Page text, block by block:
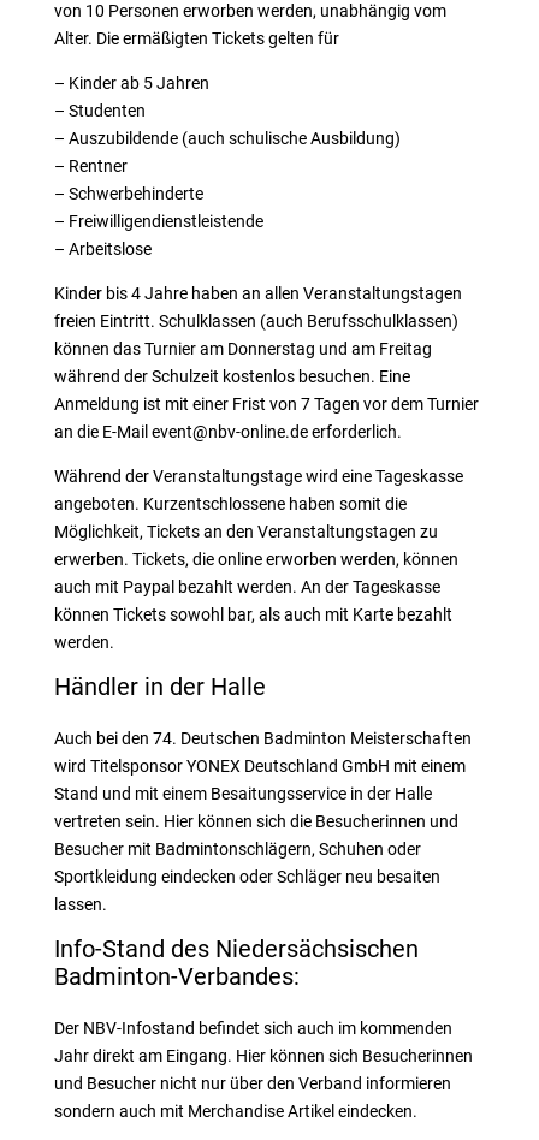
von 10 Personen erworben werden, unabhängig vom
Alter. Die ermäßigten Tickets gelten für
– Kinder ab 5 Jahren
– Studenten
– Auszubildende (auch schulische Ausbildung)
– Rentner
– Schwerbehinderte
– Freiwilligendienstleistende
– Arbeitslose
Kinder bis 4 Jahre haben an allen Veranstaltungstagen
freien Eintritt. Schulklassen (auch Berufsschulklassen)
können das Turnier am Donnerstag und am Freitag
während der Schulzeit kostenlos besuchen. Eine
Anmeldung ist mit einer Frist von 7 Tagen vor dem Turnier
an die E-Mail event@nbv-online.de erforderlich.
Während der Veranstaltungstage wird eine Tageskasse
angeboten. Kurzentschlossene haben somit die
Möglichkeit, Tickets an den Veranstaltungstagen zu
erwerben. Tickets, die online erworben werden, können
auch mit Paypal bezahlt werden. An der Tageskasse
können Tickets sowohl bar, als auch mit Karte bezahlt
werden.
Händler in der Halle
Auch bei den 74. Deutschen Badminton Meisterschaften
wird Titelsponsor YONEX Deutschland GmbH mit einem
Stand und mit einem Besaitungsservice in der Halle
vertreten sein. Hier können sich die Besucherinnen und
Besucher mit Badmintonschlägern, Schuhen oder
Sportkleidung eindecken oder Schläger neu besaiten
lassen.
Info-Stand des Niedersächsischen
Badminton-Verbandes:
Der NBV-Infostand befindet sich auch im kommenden
Jahr direkt am Eingang. Hier können sich Besucherinnen
und Besucher nicht nur über den Verband informieren
sondern auch mit Merchandise Artikel eindecken.